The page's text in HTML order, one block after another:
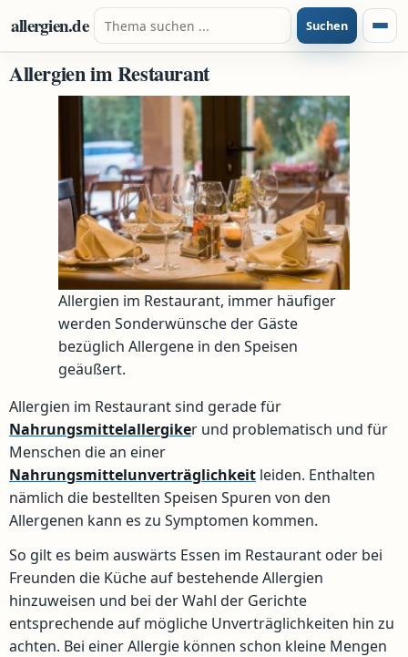
Zum Inhalt springen
allergien.de Suche nach: Suchen
Allergien im Restaurant
Allergien im Restaurant, immer häufiger
werden Sonderwünsche der Gäste
bezüglich Allergene in den Speisen
geäußert.
Allergien im Restaurant sind gerade für
Nahrungsmittelallergiker und problematisch und für
Menschen die an einer
Nahrungsmittelunverträglichkeit leiden. Enthalten
nämlich die bestellten Speisen Spuren von den
Allergenen kann es zu Symptomen kommen.
So gilt es beim auswärts Essen im Restaurant oder bei
Freunden die Küche auf bestehende Allergien
hinzuweisen und bei der Wahl der Gerichte
entsprechende auf mögliche Unverträglichkeiten hin zu
achten. Bei einer Allergie können schon kleine Mengen